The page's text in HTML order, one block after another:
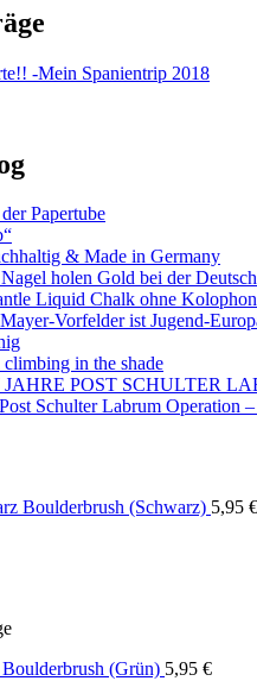
-Mein Spanientrip 2018
Papertube
& Made in Germany
holen Gold bei der
Liquid Chalk ohne
Vorfelder ist Jugend-
in the shade
POST SCHULTER
Schulter Labrum Operation
Boulderbrush (Schwarz) 5,95 €
Boulderbrush (Grün) 5,95 €